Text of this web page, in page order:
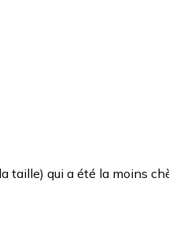
taille) qui a été la moins